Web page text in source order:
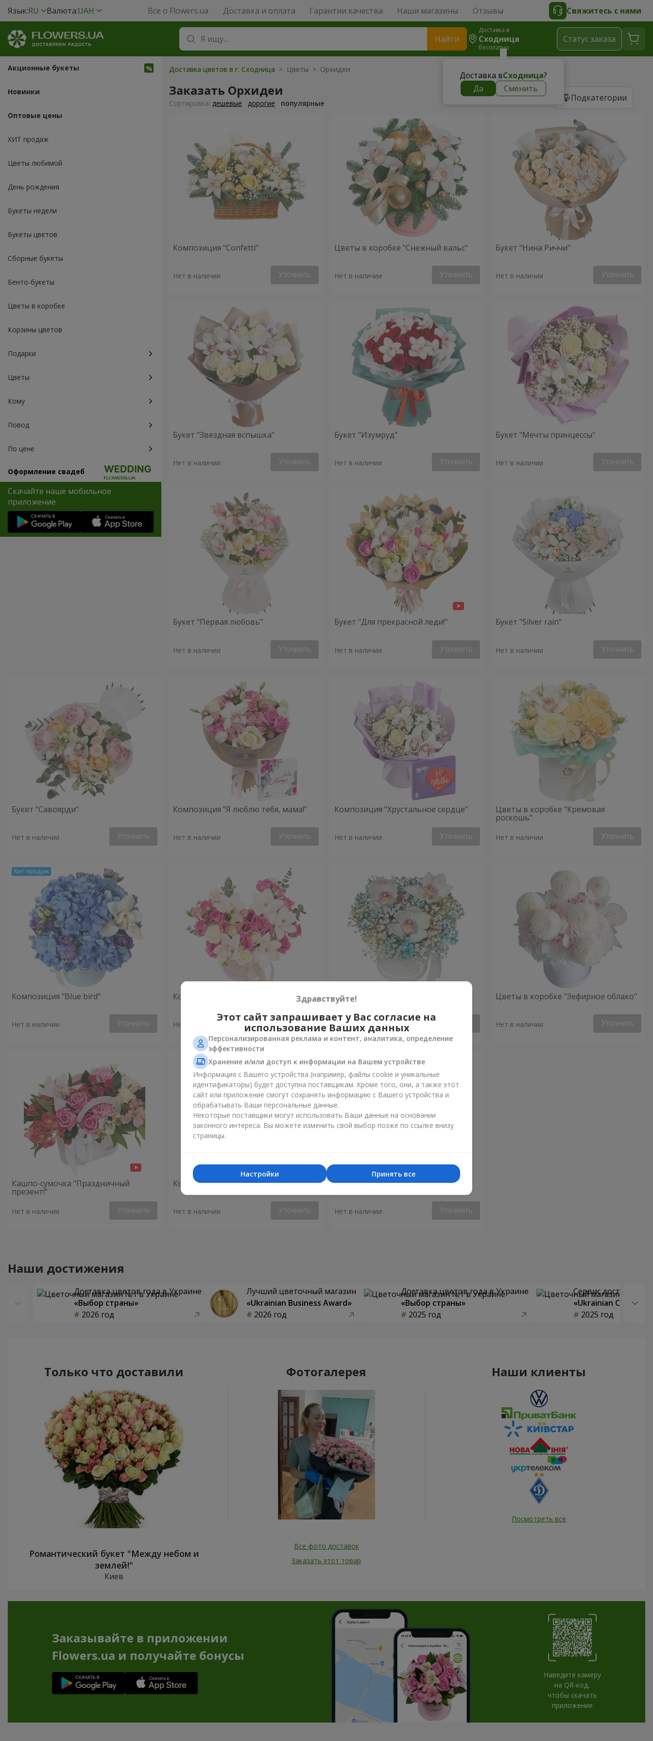
Язык:RU Валюта:UAH Все о Flowers.ua Доставка и оплата Гарантии качества Наши магазины Отзывы Свяжитесь с нами
Найти
Доставка в
Сходница
бесплатно
Доставка вСходница?
Да
Сменить
Cтатус заказа
Акционные букеты
Новинки
Оптовые цены
ХИТ продаж
Цветы любимой
День рождения
Букеты недели
Букеты цветов
Сборные букеты
Бенто-букеты
Цветы в коробке
Корзины цветов
Подарки
Цветы
Кому
Повод
По цене
Оформление свадеб
Скачайте наше мобильное
приложение
Доставка цветов в г. Сходница > Цветы > Орхидеи
Заказать Орхидеи Подкатегории
Cортировка: дешевые дорогие популярные
Композиция "Confetti"
Нет в наличии Уточнить
Цветы в коробке "Снежный вальс"
Нет в наличии Уточнить
Букет "Нина Риччи"
Нет в наличии Уточнить
Букет "Звездная вспышка"
Нет в наличии Уточнить
Букет "Изумруд"
Нет в наличии Уточнить
Букет "Мечты принцессы"
Нет в наличии Уточнить
Букет "Первая любовь"
Нет в наличии Уточнить
Букет "Для прекрасной леди!"
Нет в наличии Уточнить
Букет "Silver rain"
Нет в наличии Уточнить
Букет "Савоярди"
Нет в наличии Уточнить
Композиция "Я люблю тебя, мама!"
Нет в наличии Уточнить
Композиция "Хрустальное сердце"
Нет в наличии Уточнить
Цветы в коробке "Кремовая
роскошь"
Нет в наличии Уточнить
Композиция "Blue bird"
Нет в наличии Уточнить
Композиция "Квитка Цисык"
Нет в наличии Уточнить
Цветы в коробке "Радужное
настроение"
Нет в наличии
Цветы в коробке "Зефирное облако"
Нет в наличии Уточнить
Кашпо-сумочка "Праздничный
презент!"
Нет в наличии Уточнить
Композиция "Монако"
Нет в наличии Уточнить
Композиция "Биение сердца"
Нет в наличии Уточнить
Наши достижения
Доставка цветов года в Украине
«Выбор страны»
2026 год
Лучший цветочный магазин
«Ukrainian Business Award»
2026 год
Доставка цветов года в Украине
«Выбор страны»
2025 год
Сервис доставки
«Ukrainian Choice»
2025 год
Только что доставили
Романтический букет "Между небом и
землей!"
Киев
Фотогалерея
Все фото доставок
Заказать этот товар
Наши клиенты
Посмотреть все
Заказывайте в приложении
Flowers.ua и получайте бонусы
Наведите камеру
на QR-код,
чтобы скачать
приложение
Здравствуйте!
Этот сайт запрашивает у Вас согласие на
использование Ваших данных
Персонализированная реклама и контент, аналитика, определение
эффективности
Хранение и/или доступ к информации на Вашем устройстве
Информация с Вашего устройства (например, файлы cookie и уникальные
идентификаторы) будет доступна поставщикам. Кроме того, они, а также этот
сайт или приложение смогут сохранять информацию с Вашего устройства и
обрабатывать Ваши персональные данные.
Некоторые поставщики могут использовать Ваши данные на основании
законного интереса. Вы можете изменить свой выбор позже по ссылке внизу
страницы.
Принять все
Настройки